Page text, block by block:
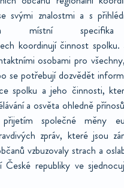
svými znalostmi a s
místní
koordinují činnost spolku.
osobami pro
se potřebují dozvědět
spolku a jeho činnosti,
a osvěta ohledně
společné měny
zpráv, které jsou
vzbuzovaly strach a
České republiky ve